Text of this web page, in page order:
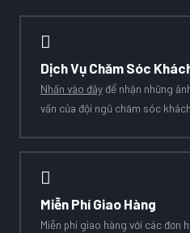
Dịch Vụ Chăm Sóc
Nhấn vào đây để nhận những
vấn của đội ngũ chăm sóc
Miễn Phí Giao Hàng
Miễn phí giao hàng với các đơn